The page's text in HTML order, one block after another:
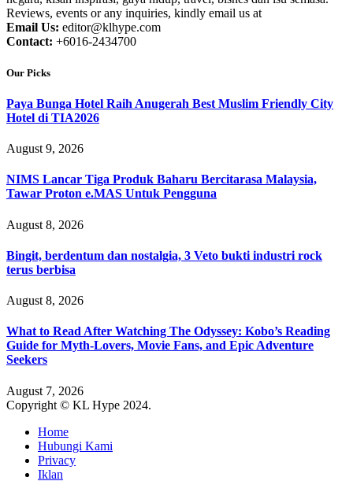
Reviews, events or any inquiries, kindly email us at
Email Us: editor@klhype.com
Contact: +6016-2434700
Our Picks
Paya Bunga Hotel Raih Anugerah Best Muslim Friendly City
Hotel di TIA2026
August 9, 2026
NIMS Lancar Tiga Produk Baharu Bercitarasa Malaysia,
Tawar Proton e.MAS Untuk Pengguna
August 8, 2026
Bingit, berdentum dan nostalgia, 3 Veto bukti industri rock
terus berbisa
August 8, 2026
What to Read After Watching The Odyssey: Kobo’s Reading
Guide for Myth-Lovers, Movie Fans, and Epic Adventure
Seekers
August 7, 2026
Copyright © KL Hype 2024.
Home
Hubungi Kami
Privacy
Iklan